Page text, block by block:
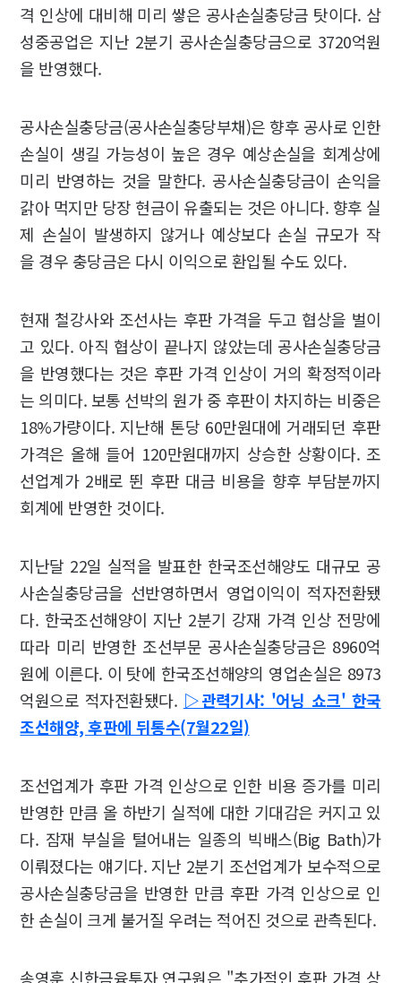
격 인상에 대비해 미리 쌓은 공사손실충당금 탓이다. 삼
성중공업은 지난 2분기 공사손실충당금으로 3720억원
을 반영했다.
공사손실충당금(공사손실충당부채)은 향후 공사로 인한
손실이 생길 가능성이 높은 경우 예상손실을 회계상에
미리 반영하는 것을 말한다. 공사손실충당금이 손익을
갉아 먹지만 당장 현금이 유출되는 것은 아니다. 향후 실
제 손실이 발생하지 않거나 예상보다 손실 규모가 작
을 경우 충당금은 다시 이익으로 환입될 수도 있다.
현재 철강사와 조선사는 후판 가격을 두고 협상을 벌이
고 있다. 아직 협상이 끝나지 않았는데 공사손실충당금
을 반영했다는 것은 후판 가격 인상이 거의 확정적이라
는 의미다. 보통 선박의 원가 중 후판이 차지하는 비중은
18%가량이다. 지난해 톤당 60만원대에 거래되던 후판
가격은 올해 들어 120만원대까지 상승한 상황이다. 조
선업계가 2배로 뛴 후판 대금 비용을 향후 부담분까지
회계에 반영한 것이다.
지난달 22일 실적을 발표한 한국조선해양도 대규모 공
사손실충당금을 선반영하면서 영업이익이 적자전환됐
다. 한국조선해양이 지난 2분기 강재 가격 인상 전망에
따라 미리 반영한 조선부문 공사손실충당금은 8960억
원에 이른다. 이 탓에 한국조선해양의 영업손실은 8973
억원으로 적자전환됐다. ▷관력기사: '어닝 쇼크' 한국
조선해양, 후판에 뒤통수(7월22일)
조선업계가 후판 가격 인상으로 인한 비용 증가를 미리
반영한 만큼 올 하반기 실적에 대한 기대감은 커지고 있
다. 잠재 부실을 털어내는 일종의 빅배스(Big Bath)가
이뤄졌다는 얘기다. 지난 2분기 조선업계가 보수적으로
공사손실충당금을 반영한 만큼 후판 가격 인상으로 인
한 손실이 크게 불거질 우려는 적어진 것으로 관측된다.
송영훈 신한금융투자 연구원은 "추가적인 후판 가격 상